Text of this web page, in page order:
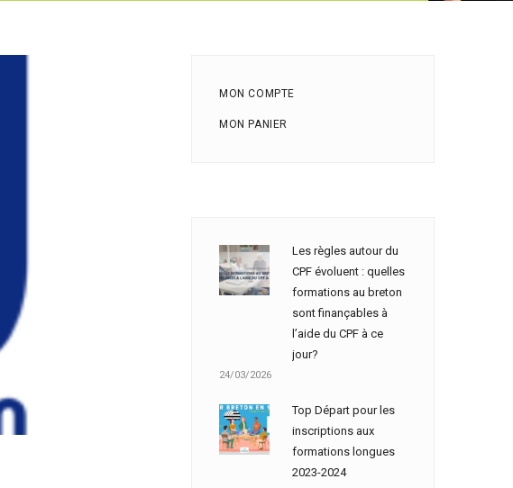
MON COMPTE
MON PANIER
Les règles autour du
CPF évoluent : quelles
formations au breton
sont finançables à
l’aide du CPF à ce
jour?
24/03/2026
Top Départ pour les
inscriptions aux
formations longues
2023-2024